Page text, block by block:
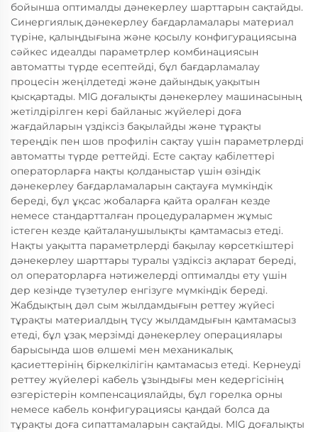
бойынша оптималды дәнекерлеу шарттарын сақтайды.
Синергиялық дәнекерлеу бағдарламалары материал
түріне, қалыңдығына және қосылу конфигурациясына
сәйкес идеалды параметрлер комбинациясын
автоматты түрде есептейді, бұл бағдарламалау
процесін жеңілдетеді және дайындық уақытын
қысқартады. MIG доғалықты дәнекерлеу машинасының
жетілдірілген кері байланыс жүйелері доға
жағдайларын үздіксіз бақылайды және тұрақты
тереңдік пен шов профилін сақтау үшін параметрлерді
автоматты түрде реттейді. Есте сақтау қабілеттері
операторларға нақты қолданыстар үшін өзіндік
дәнекерлеу бағдарламаларын сақтауға мүмкіндік
береді, бұл ұқсас жобаларға қайта оралған кезде
немесе стандартталған процедуралармен жұмыс
істеген кезде қайталанушылықты қамтамасыз етеді.
Нақты уақытта параметрлерді бақылау көрсеткіштері
дәнекерлеу шарттары туралы үздіксіз ақпарат береді,
ол операторларға нәтижелерді оптималды ету үшін
дер кезінде түзетулер енгізуге мүмкіндік береді.
Жабдықтың дәл сым жылдамдығын реттеу жүйесі
тұрақты материалдың түсу жылдамдығын қамтамасыз
етеді, бұл ұзақ мерзімді дәнекерлеу операциялары
барысында шов өлшемі мен механикалық
қасиеттерінің біркелкілігін қамтамасыз етеді. Кернеуді
реттеу жүйелері кабель ұзындығы мен кедергісінің
өзгерістерін компенсациялайды, бұл горелка орны
немесе кабель конфигурациясы қандай болса да
тұрақты доға сипаттамаларын сақтайды. MIG доғалықты